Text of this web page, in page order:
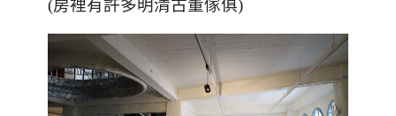
(房裡有許多明清古董傢俱)